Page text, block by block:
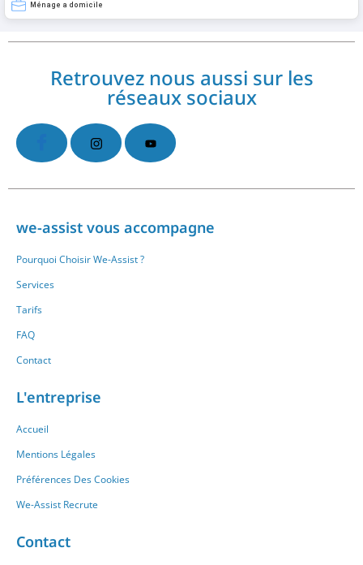
Ménage a domicile
Retrouvez nous aussi sur les
réseaux sociaux
we-assist vous accompagne
Pourquoi Choisir We-Assist ?
Services
Tarifs
FAQ
Contact
L'entreprise
Accueil
Mentions Légales
Préférences Des Cookies
We-Assist Recrute
Contact